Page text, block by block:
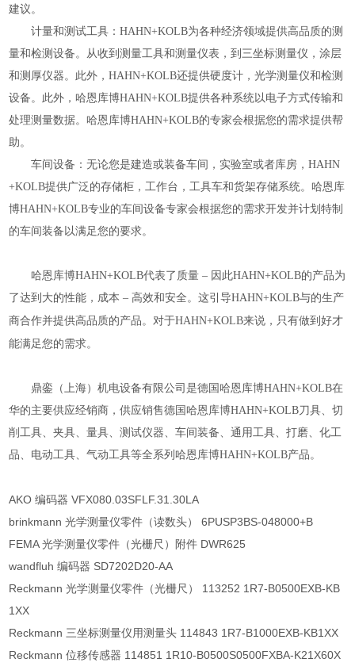
建议。
计量和测试工具：HAHN+KOLB为各种经济领域提供高品质的测
量和检测设备。从收到测量工具和测量仪表，到三坐标测量仪，涂层
和测厚仪器。此外，HAHN+KOLB还提供硬度计，光学测量仪和检测
设备。此外，哈恩库博HAHN+KOLB提供各种系统以电子方式传输和
处理测量数据。哈恩库博HAHN+KOLB的专家会根据您的需求提供帮
助。
车间设备：无论您是建造或装备车间，实验室或者库房，HAHN
+KOLB提供广泛的存储柜，工作台，工具车和货架存储系统。哈恩库
博HAHN+KOLB专业的车间设备专家会根据您的需求开发并计划特制
的车间装备以满足您的要求。
哈恩库博HAHN+KOLB代表了质量 – 因此HAHN+KOLB的产品为
了达到大的性能，成本 – 高效和安全。这引导HAHN+KOLB与的生产
商合作并提供高品质的产品。对于HAHN+KOLB来说，只有做到好才
能满足您的需求。
鼎銮（上海）机电设备有限公司是德国哈恩库博HAHN+KOLB在
华的主要供应经销商，供应销售德国哈恩库博HAHN+KOLB刀具、切
削工具、夹具、量具、测试仪器、车间装备、通用工具、打磨、化工
品、电动工具、气动工具等全系列哈恩库博HAHN+KOLB产品。
AKO 编码器 VFX080.03SFLF.31.30LA
brinkmann 光学测量仪零件（读数头） 6PUSP3BS-048000+B
FEMA 光学测量仪零件（光栅尺）附件 DWR625
wandfluh 编码器 SD7202D20-AA
Reckmann 光学测量仪零件（光栅尺） 113252 1R7-B0500EXB-KB
1XX
Reckmann 三坐标测量仪用测量头 114843 1R7-B1000EXB-KB1XX
Reckmann 位移传感器 114851 1R10-B0500S0500FXBA-K21X60X